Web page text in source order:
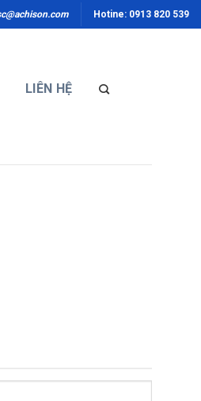
Hotine: 0913 820 539
LIÊN HỆ